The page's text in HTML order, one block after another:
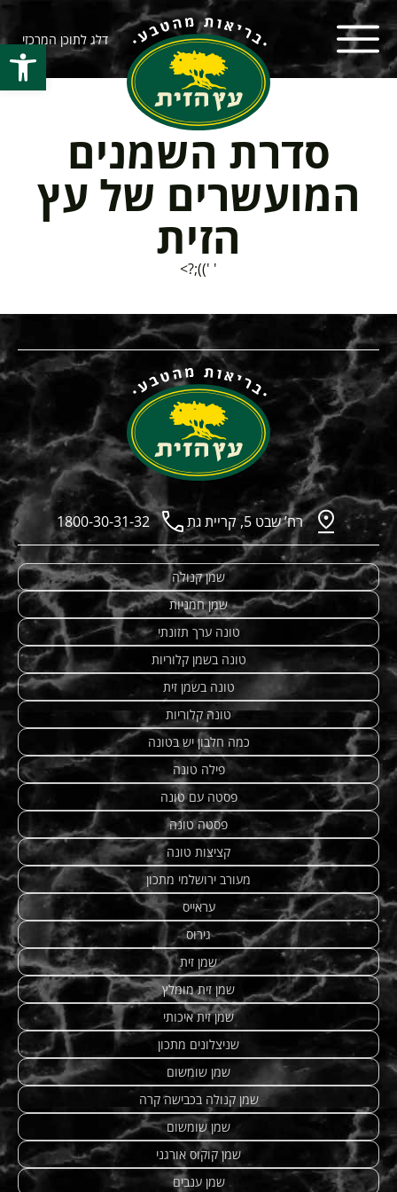
פתח
דלג לתוכן המרכזי
סדרת השמנים
המועשרים של עץ
הזית
' '));?>
רח’ שבט 5, קריית גת 1800-30-31-32
שמן קנולה
שמן חמניות
טונה ערך תזונתי
טונה בשמן קלוריות
טונה בשמן זית
טונה קלוריות
כמה חלבון יש בטונה
פילה טונה
פסטה עם טונה
פסטה טונה
קציצות טונה
מעורב ירושלמי מתכון
עראייס
גירוס
שמן זית
שמן זית מומלץ
שמן זית איכותי
שניצלונים מתכון
שמן שומשום
שמן קנולה בכבישה קרה
שמן שומשום
שמן קוקוס אורגני
שמן ענבים